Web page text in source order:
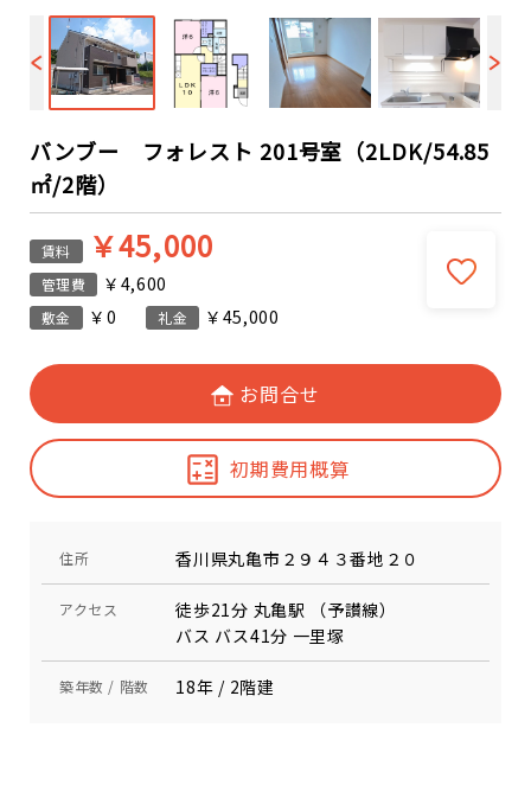
バンブー フォレスト 201号室（2LDK/54.85
㎡/2階）
賃料 ￥45,000
管理費 ￥4,600
敷金 ￥0 礼金 ￥45,000
お問合せ
初期費用概算
住所 香川県丸亀市２９４３番地２０
アクセス
徒歩21分 丸亀駅 （予讃線）
バス バス41分 一里塚
築年数 / 階数 18年 / 2階建